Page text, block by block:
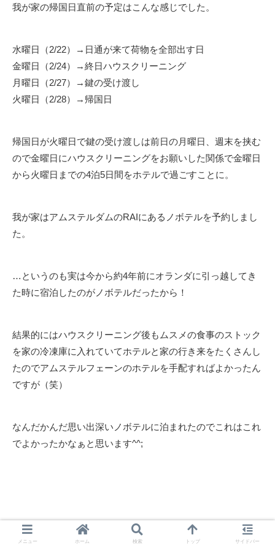
我が家の帰国日直前の予定はこんな感じでした。
水曜日（2/22）→日通が来て荷物を全部出す日
金曜日（2/24）→終日ハウスクリーニング
月曜日（2/27）→鍵の受け渡し
火曜日（2/28）→帰国日
帰国日が火曜日で鍵の受け渡しは前日の月曜日、週末を挟む
ので金曜日にハウスクリーニングをお願いした関係で金曜日
から火曜日までの4泊5日間をホテルで過ごすことに。
我が家はアムステルダムのRAIにあるノボテルを予約しまし
た。
…というのも実は今から約4年前にオランダに引っ越してき
た時に宿泊したのがノボテルだったから！
結果的にはハウスクリーニング後もムスメの食事のストック
を家の冷凍庫に入れていてホテルと家の行き来をたくさんし
たのでアムステルフェーンのホテルを手配すればよかったん
ですが（笑）
なんだかんだ思い出深いノボテルに泊まれたのでこれはこれ
でよかったかなぁと思います^^;
SIMとWi-Fiの解約
メニュー ホーム 検索 トップ サイドバー